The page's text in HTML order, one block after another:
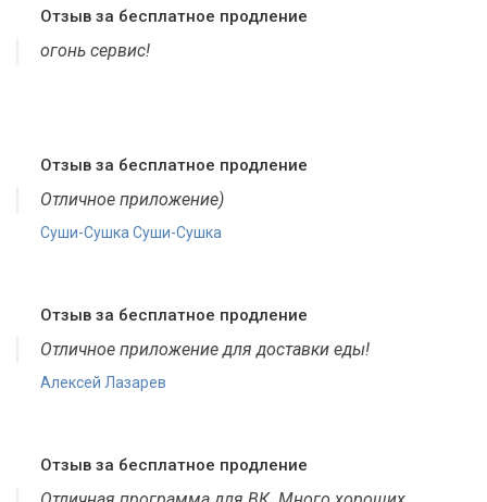
Отзыв за бесплатное продление
огонь сервис!
Отзыв за бесплатное продление
Отличное приложение)
Суши-Сушка Суши-Сушка
Отзыв за бесплатное продление
Отличное приложение для доставки еды!
Алексей Лазарев
Отзыв за бесплатное продление